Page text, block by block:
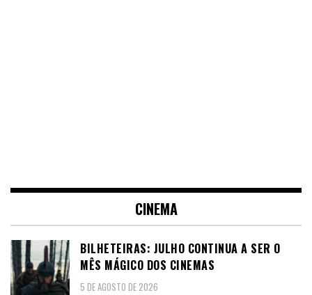
CINEMA
BILHETEIRAS: JULHO CONTINUA A SER O
MÊS MÁGICO DOS CINEMAS
5 DE AGOSTO DE 2026